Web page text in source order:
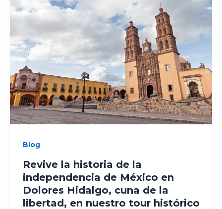
Blog
Revive la historia de la
independencia de México en
Dolores Hidalgo, cuna de la
libertad, en nuestro tour histórico